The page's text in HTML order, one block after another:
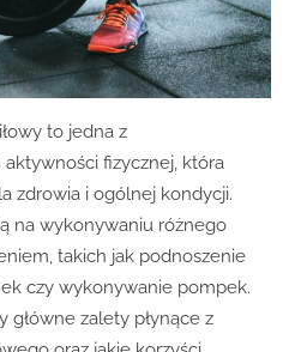
to jedna z
fizycznej, która
zdrowia i ogólnej kondycji.
na wykonywaniu różnego
takich jak podnoszenie
czy wykonywanie pompek.
zalety płynące z